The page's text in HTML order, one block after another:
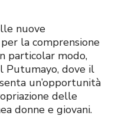
nuove
la comprensione
particolar modo,
Putumayo, dove il
un’opportunità
delle
donne e giovani.